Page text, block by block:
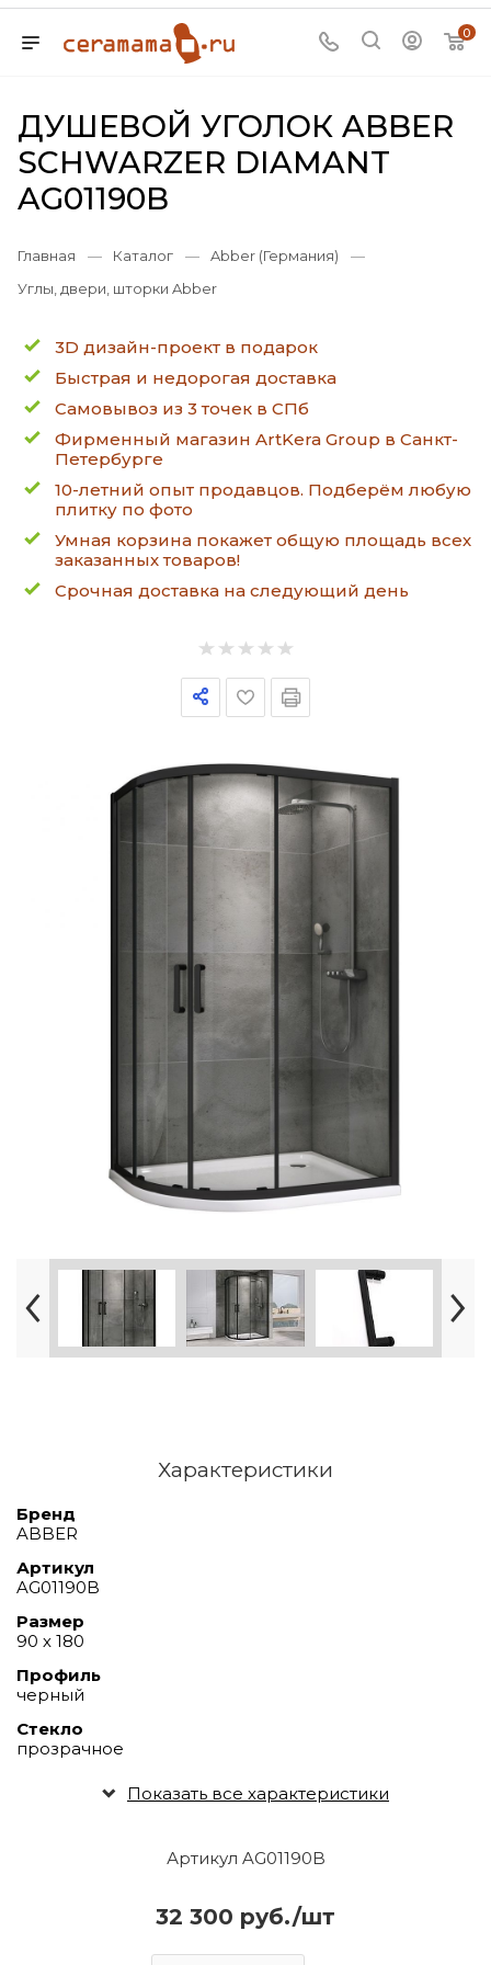
0
ДУШЕВОЙ УГОЛОК ABBER
SCHWARZER DIAMANT
AG01190B
Главная — Каталог — Abber (Германия)
—
Углы, двери, шторки Abber
3D дизайн-проект в подарок
Быстрая и недорогая доставка
Самовывоз из 3 точек в СПб
Фирменный магазин ArtKera Group в Санкт-
Петербурге
10-летний опыт продавцов. Подберём любую
плитку по фото
Умная корзина покажет общую площадь всех
заказанных товаров!
Срочная доставка на следующий день
Артикул AG01190B
32 300 руб./шт
Характеристики
Бренд
ABBER
Артикул
AG01190B
Размер
90 х 180
Профиль
черный
Стекло
прозрачное
Показать все характеристики